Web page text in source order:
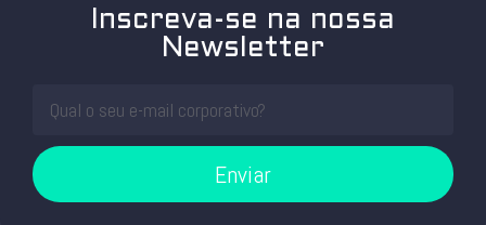
Inscreva-se na nossa
Newsletter
Enviar